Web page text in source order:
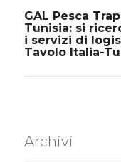
GAL Pesca
Tunisia: si
i servizi di
Tavolo Italia-
Archivi